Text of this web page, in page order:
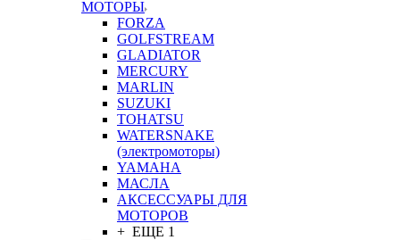
МОТОРЫ
FORZA
GOLFSTREAM
GLADIATOR
MERCURY
MARLIN
SUZUKI
TOHATSU
WATERSNAKE
(электромоторы)
YAMAHA
МАСЛА
АКСЕССУАРЫ ДЛЯ
МОТОРОВ
+ ЕЩЕ 1